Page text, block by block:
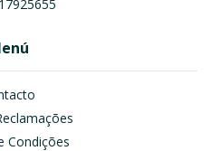
Condições